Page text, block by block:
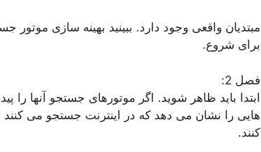
مبتدیان واقعی وجود دارد. ببینید بهینه سازی
برای شروع.
فصل 2: ​​
ابتدا باید ظاهر شوید. اگر موتورهای جستجو آنها را
هایی را نشان می دهد که در اینترنت جستجو می کنند
کنند.